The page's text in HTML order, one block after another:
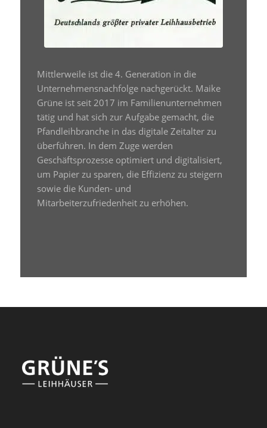
Mittlerweile ist die 4. Generation in die
Unternehmensnachfolge nachgerückt. Maike
Grüne ist seit 2017 im Familienunternehmen
tätig und hat sich zur Aufgabe gemacht, die
Pfandleihbranche in das digitale Zeitalter zu
überführen. In dem Zuge werden
Geschäftsprozesse optimiert und digitalisiert,
um Papier zu sparen, die Effizienz zu steigern
sowie die Kunden- und
Mitarbeiterzufriedenheit zu erhöhen.